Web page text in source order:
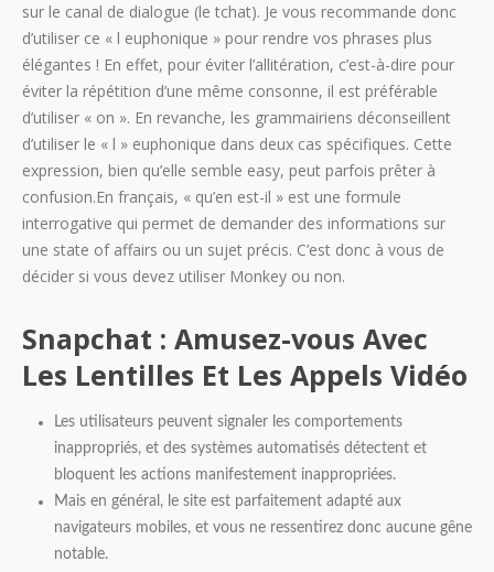
sur le canal de dialogue (le tchat). Je vous recommande donc
d’utiliser ce « l euphonique » pour rendre vos phrases plus
élégantes ! En effet, pour éviter l’allitération, c’est-à-dire pour
éviter la répétition d’une même consonne, il est préférable
d’utiliser « on ». En revanche, les grammairiens déconseillent
d’utiliser le « l » euphonique dans deux cas spécifiques. Cette
expression, bien qu’elle semble easy, peut parfois prêter à
confusion.En français, « qu’en est-il » est une formule
interrogative qui permet de demander des informations sur
une state of affairs ou un sujet précis. C’est donc à vous de
décider si vous devez utiliser Monkey ou non.
Snapchat : Amusez-vous Avec
Les Lentilles Et Les Appels Vidéo
Les utilisateurs peuvent signaler les comportements
inappropriés, et des systèmes automatisés détectent et
bloquent les actions manifestement inappropriées.
Mais en général, le site est parfaitement adapté aux
navigateurs mobiles, et vous ne ressentirez donc aucune gêne
notable.